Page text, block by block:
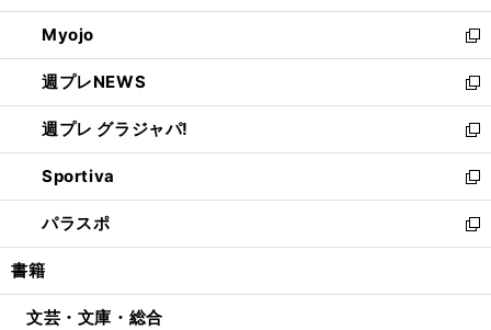
開
く
ウ
で
開
く
ン
ド
ウ
で
開
く
ウ
ィ
ン
ド
ウ
で
開
く
Myojo
新
し
い
ウ
ィ
ン
ド
ウ
で
開
週プレNEWS
新
し
い
ウ
ィ
ン
ド
ウ
開
週プレ グラジャパ!
新
し
い
ウ
ィ
ン
ウ
Sportiva
新
し
い
ウ
ン
パラスポ
新
し
ウ
書籍
文芸・文庫・総合